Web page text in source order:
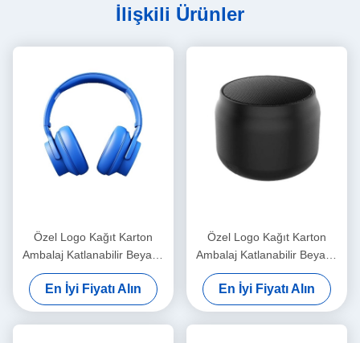
İlişkili Ürünler
Özel Logo Kağıt Karton
Ambalaj Katlanabilir Beyaz /
Siyah / Gül Altın Lüks
Makineli Hediye Kutusu
Kurdele Kapalı
En İyi Fiyatı Alın
Özel Logo Kağıt Karton
Ambalaj Katlanabilir Beyaz /
Siyah / Gül Altın Lüks
Makineli Hediye Kutusu
Kurdele Kapalı
En İyi Fiyatı Alın